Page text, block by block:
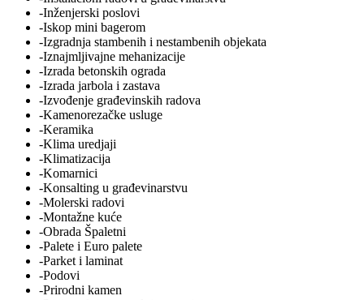
-Inženjerski poslovi
-Iskop mini bagerom
-Izgradnja stambenih i nestambenih objekata
-Iznajmljivajne mehanizacije
-Izrada betonskih ograda
-Izrada jarbola i zastava
-Izvođenje građevinskih radova
-Kamenorezačke usluge
-Keramika
-Klima uredjaji
-Klimatizacija
-Komarnici
-Konsalting u građevinarstvu
-Molerski radovi
-Montažne kuće
-Obrada Špaletni
-Palete i Euro palete
-Parket i laminat
-Podovi
-Prirodni kamen